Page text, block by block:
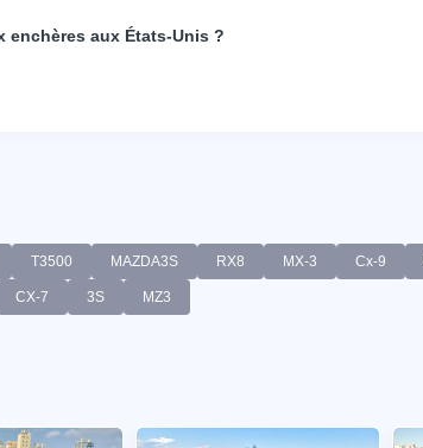
enchères aux États-Unis ?
T3500 MAZDA3S RX8 MX-3 Cx-9
CX-7 3S MZ3